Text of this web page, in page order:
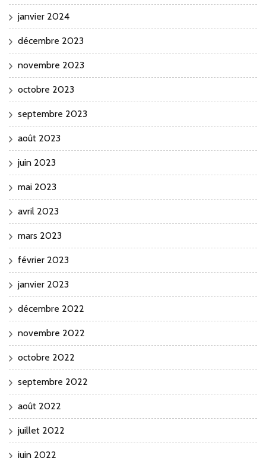
janvier 2024
décembre 2023
novembre 2023
octobre 2023
septembre 2023
août 2023
juin 2023
mai 2023
avril 2023
mars 2023
février 2023
janvier 2023
décembre 2022
novembre 2022
octobre 2022
septembre 2022
août 2022
juillet 2022
juin 2022